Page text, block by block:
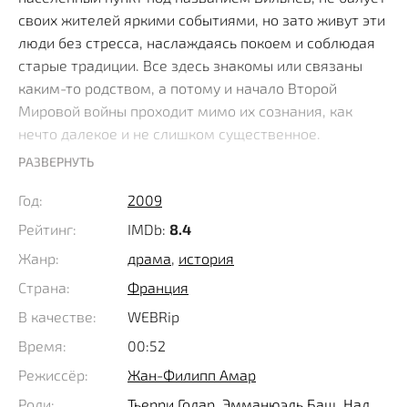
своих жителей яркими событиями, но зато живут эти
люди без стресса, наслаждаясь покоем и соблюдая
старые традиции. Все здесь знакомы или связаны
каким-то родством, а потому и начало Второй
Мировой войны проходит мимо их сознания, как
нечто далекое и не слишком существенное.
свято верят в боевой дух своей армии и конечно
неожиданное появление в городке гитлеровских
сожалению, это лишь первое негативное изменение
в существовании, поскольку новый порядок
внедряемый оккупантами, оказывается
бесчеловечен и все меняет не только для евреев и
РАЗВЕРНУТЬ
Год:
2009
Рейтинг:
IMDb: 8.4
Жанр:
драма история
Страна:
Франция
В качестве:
WEBRip
Время:
00:52
Режиссёр:
Жан-Филипп Амар